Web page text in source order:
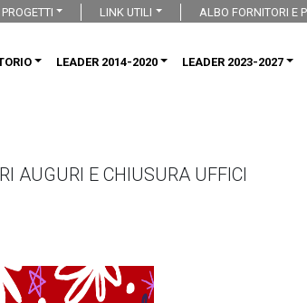
PROGETTI LINK UTILI ALBO FORNITORI E
LEADER 2014-2020 LEADER 2023-2027
AUGURI E CHIUSURA UFFICI